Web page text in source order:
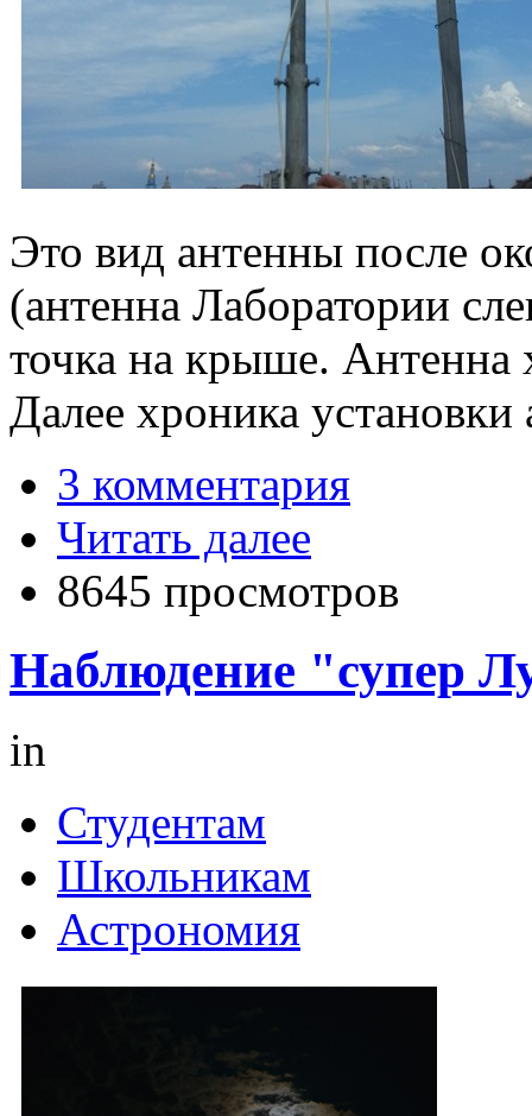
Это вид антенны после
(антенна Лаборатории
точка на крыше. Антенна
Далее хроника
3 комментария
Читать далее
8645 просмотров
Наблюдение "супер
in
Студентам
Школьникам
Астрономия